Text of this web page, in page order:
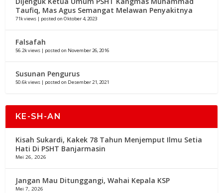
Taufiq, Mas Agus Semangat Melawan Penyakitnya
71k views | posted on Oktober 4, 2023
Falsafah
56.2k views | posted on November 26, 2016
Susunan Pengurus
50.6k views | posted on Desember 21, 2021
KE-SH-AN
Kisah Sukardi, Kakek 78 Tahun Menjemput Ilmu Setia
Hati Di PSHT Banjarmasin
Mei 26, 2026
Jangan Mau Ditunggangi, Wahai Kepala KSP
Mei 7, 2026